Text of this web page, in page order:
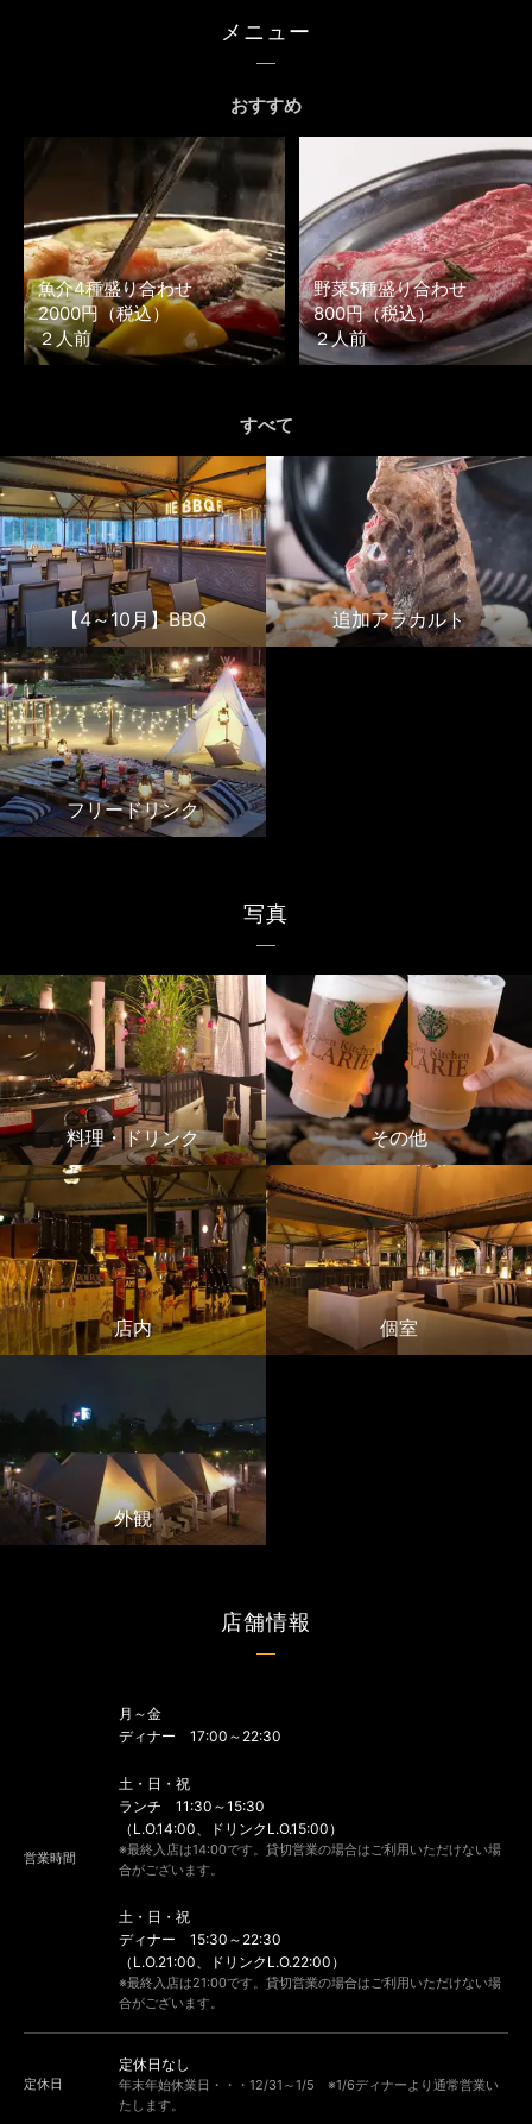
メニュー
おすすめ
魚介4種盛り合わせ
2000円（税込）
２人前
野菜5種盛り合わせ
800円（税込）
２人前
すべて
【4～10月】BBQ 追加アラカルト
フリードリンク
写真
料理・ドリンク その他
店内 個室
外観
店舗情報
営業時間
月～金
ディナー 17:00～22:30
土・日・祝
ランチ 11:30～15:30
（L.O.14:00、ドリンクL.O.15:00）
※最終入店は14:00です。貸切営業の場合はご利用いただけない場
合がございます。
土・日・祝
ディナー 15:30～22:30
（L.O.21:00、ドリンクL.O.22:00）
※最終入店は21:00です。貸切営業の場合はご利用いただけない場
合がございます。
定休日
定休日なし
年末年始休業日・・・12/31～1/5 ※1/6ディナーより通常営業い
たします。